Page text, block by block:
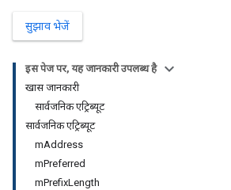
सुझाव भेजें
इस पेज पर, यह जानकारी उपलब्ध है
खास जानकारी
सार्वजनिक एट्रिब्यूट
सार्वजनिक एट्रिब्यूट
mAddress
mPreferred
mPrefixLength